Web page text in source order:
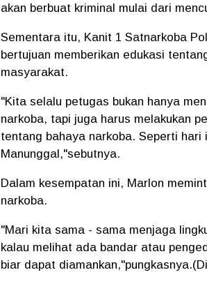
akan berbuat kriminal mulai dari
Sementara itu, Kanit 1 Satnarkoba
bertujuan memberikan edukasi
masyarakat.
"Kita selalu petugas bukan hanya
narkoba, tapi juga harus melakukan
tentang bahaya narkoba. Seperti
Manunggal,"sebutnya.
Dalam kesempatan ini, Marlon
narkoba.
"Mari kita sama - sama menjaga
kalau melihat ada bandar atau
biar dapat